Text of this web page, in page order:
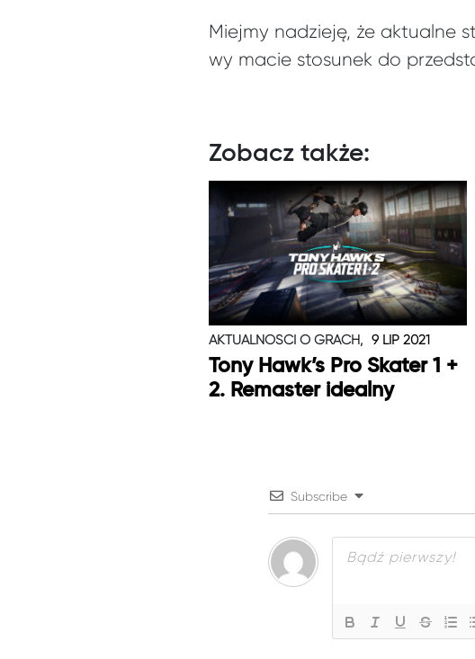
Miejmy nadzieję, że aktualne
wy macie stosunek do
Zobacz także:
AKTUALNOŚCI O GRACH, 9 LIP 2021
Tony Hawk’s Pro Skater 1 +
2. Remaster idealny
Subscribe